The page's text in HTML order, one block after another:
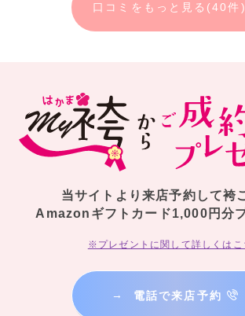
口コミをもっと見る(40件)
当サイトより来店予約して袴
Amazonギフトカード1,000円分
※プレゼントに関して詳しくはこ
→ 電話で来店予約